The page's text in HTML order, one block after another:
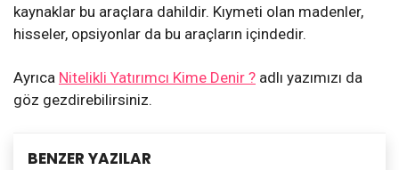
kaynaklar bu araçlara dahildir. Kıymeti olan madenler,
hisseler, opsiyonlar da bu araçların içindedir.
Ayrıca Nitelikli Yatırımcı Kime Denir ? adlı yazımızı da
göz gezdirebilirsiniz.
BENZER YAZILAR